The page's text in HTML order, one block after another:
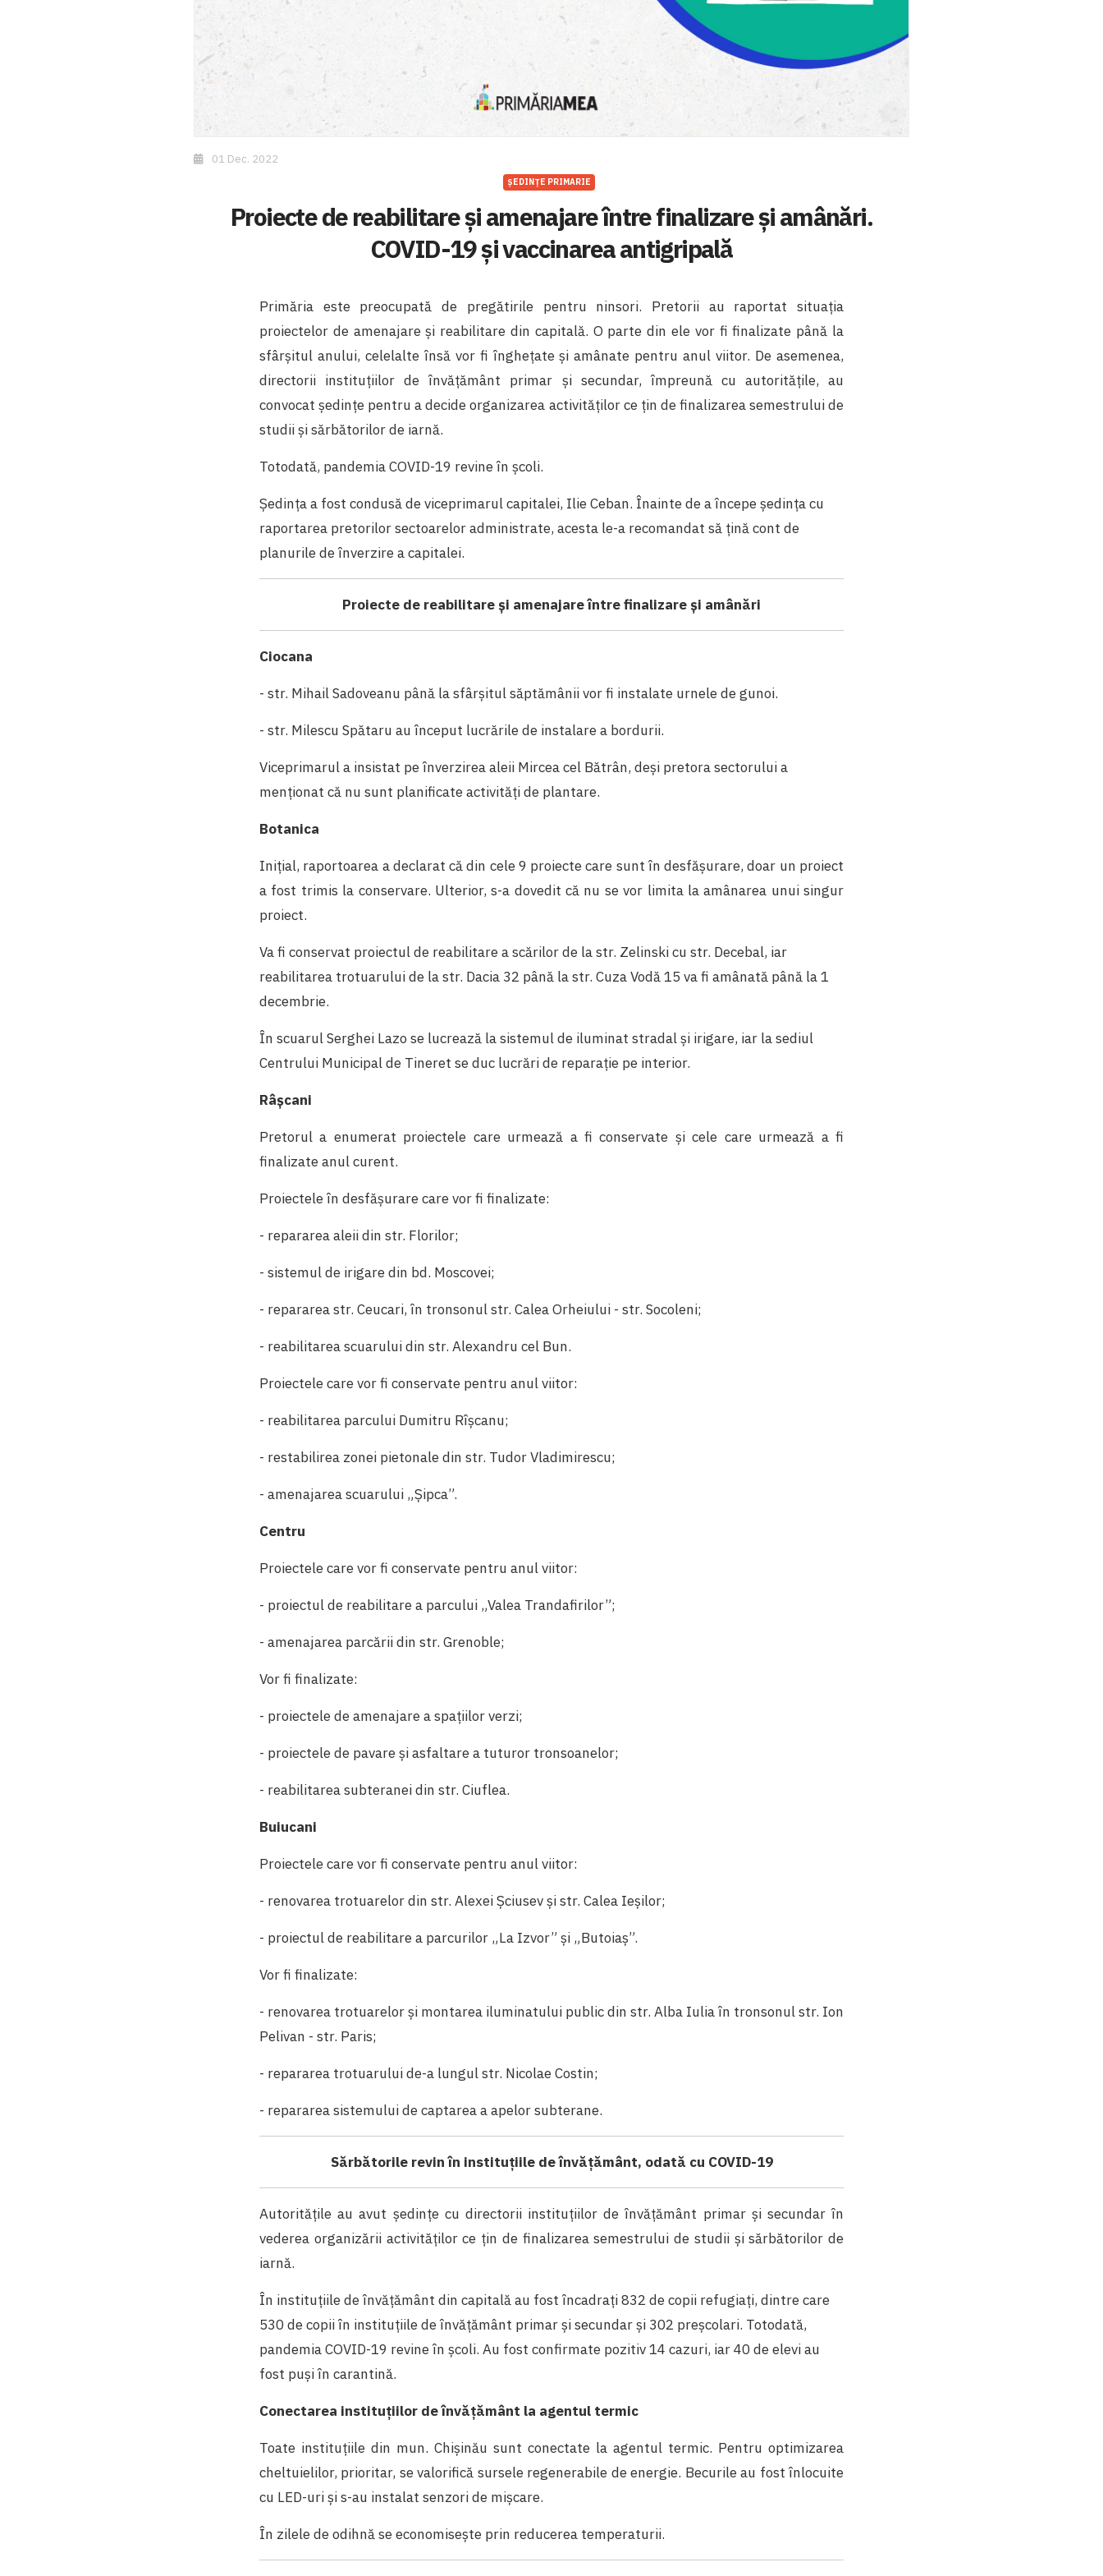
01 Dec. 2022
ȘEDINȚE PRIMARIE
Proiecte de reabilitare și amenajare între finalizare și amânări.
COVID-19 și vaccinarea antigripală
Primăria este preocupată de pregătirile pentru ninsori. Pretorii au raportat situația
proiectelor de amenajare și reabilitare din capitală. O parte din ele vor fi finalizate până la
sfârșitul anului, celelalte însă vor fi înghețate și amânate pentru anul viitor. De asemenea,
directorii instituțiilor de învățământ primar și secundar, împreună cu autoritățile, au
convocat ședințe pentru a decide organizarea activităților ce țin de finalizarea semestrului de
studii și sărbătorilor de iarnă.
Totodată, pandemia COVID-19 revine în școli.
Ședința a fost condusă de viceprimarul capitalei, Ilie Ceban. Înainte de a începe ședința cu
raportarea pretorilor sectoarelor administrate, acesta le-a recomandat să țină cont de
planurile de înverzire a capitalei.
Proiecte de reabilitare și amenajare între finalizare și amânări
Ciocana
- str. Mihail Sadoveanu până la sfârșitul săptămânii vor fi instalate urnele de gunoi.
- str. Milescu Spătaru au început lucrările de instalare a bordurii.
Viceprimarul a insistat pe înverzirea aleii Mircea cel Bătrân, deși pretora sectorului a
menționat că nu sunt planificate activități de plantare.
Botanica
Inițial, raportoarea a declarat că din cele 9 proiecte care sunt în desfășurare, doar un proiect
a fost trimis la conservare. Ulterior, s-a dovedit că nu se vor limita la amânarea unui singur
proiect.
Va fi conservat proiectul de reabilitare a scărilor de la str. Zelinski cu str. Decebal, iar
reabilitarea trotuarului de la str. Dacia 32 până la str. Cuza Vodă 15 va fi amânată până la 1
decembrie.
În scuarul Serghei Lazo se lucrează la sistemul de iluminat stradal și irigare, iar la sediul
Centrului Municipal de Tineret se duc lucrări de reparație pe interior.
Râșcani
Pretorul a enumerat proiectele care urmează a fi conservate și cele care urmează a fi
finalizate anul curent.
Proiectele în desfășurare care vor fi finalizate:
- repararea aleii din str. Florilor;
- sistemul de irigare din bd. Moscovei;
- repararea str. Ceucari, în tronsonul str. Calea Orheiului - str. Socoleni;
- reabilitarea scuarului din str. Alexandru cel Bun.
Proiectele care vor fi conservate pentru anul viitor:
- reabilitarea parcului Dumitru Rîșcanu;
- restabilirea zonei pietonale din str. Tudor Vladimirescu;
- amenajarea scuarului „Șipca”.
Centru
Proiectele care vor fi conservate pentru anul viitor:
- proiectul de reabilitare a parcului „Valea Trandafirilor”;
- amenajarea parcării din str. Grenoble;
Vor fi finalizate:
- proiectele de amenajare a spațiilor verzi;
- proiectele de pavare și asfaltare a tuturor tronsoanelor;
- reabilitarea subteranei din str. Ciuflea.
Buiucani
Proiectele care vor fi conservate pentru anul viitor:
- renovarea trotuarelor din str. Alexei Șciusev și str. Calea Ieșilor;
- proiectul de reabilitare a parcurilor „La Izvor” și „Butoiaș”.
Vor fi finalizate:
- renovarea trotuarelor și montarea iluminatului public din str. Alba Iulia în tronsonul str. Ion
Pelivan - str. Paris;
- repararea trotuarului de-a lungul str. Nicolae Costin;
- repararea sistemului de captarea a apelor subterane.
Sărbătorile revin în instituțiile de învățământ, odată cu COVID-19
Autoritățile au avut ședințe cu directorii instituțiilor de învățământ primar și secundar în
vederea organizării activităților ce țin de finalizarea semestrului de studii și sărbătorilor de
iarnă.
În instituțiile de învățământ din capitală au fost încadrați 832 de copii refugiați, dintre care
530 de copii în instituțiile de învățământ primar și secundar și 302 preșcolari. Totodată,
pandemia COVID-19 revine în școli. Au fost confirmate pozitiv 14 cazuri, iar 40 de elevi au
fost puși în carantină.
Conectarea instituțiilor de învățământ la agentul termic
Toate instituțiile din mun. Chișinău sunt conectate la agentul termic. Pentru optimizarea
cheltuielilor, prioritar, se valorifică sursele regenerabile de energie. Becurile au fost înlocuite
cu LED-uri și s-au instalat senzori de mișcare.
În zilele de odihnă se economisește prin reducerea temperaturii.